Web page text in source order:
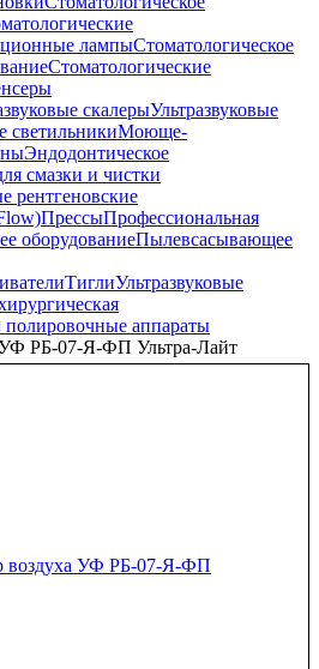
лампыСтоматологическое
Стоматологические
скалерыУльтразвуковые
светильникиМоюще-
Эндодонтическое
смазки и чистки
рентгеновские
ПрессыПрофессиональная
оборудованиеПылевсасывающее
ТиглиУльтразвуковые
аппараты
УФ РБ-07-Я-ФП Ультра-Лайт